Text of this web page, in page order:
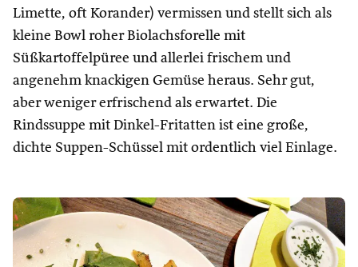
Limette, oft Korander) vermissen und stellt sich als
kleine Bowl roher Biolachsforelle mit
Süßkartoffelpüree und allerlei frischem und
angenehm knackigen Gemüse heraus. Sehr gut,
aber weniger erfrischend als erwartet. Die
Rindssuppe mit Dinkel-Fritatten ist eine große,
dichte Suppen-Schüssel mit ordentlich viel Einlage.